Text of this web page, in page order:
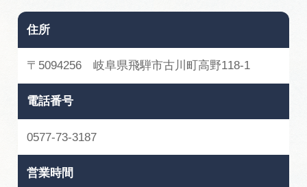
住所
〒5094256 岐阜県飛騨市古川町高野118-1
電話番号
0577-73-3187
営業時間